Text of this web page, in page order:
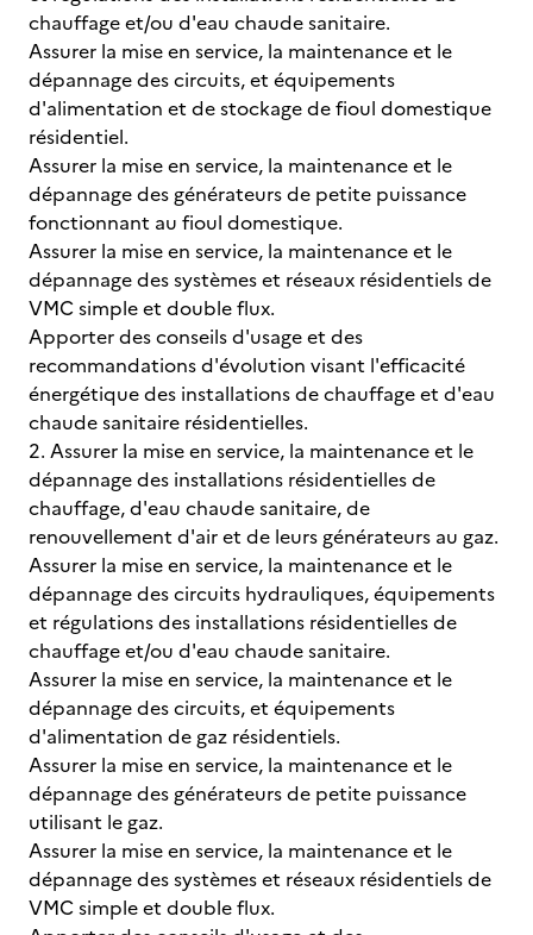
chauffage et/ou d'eau chaude sanitaire.
Assurer la mise en service, la maintenance et le
dépannage des circuits, et équipements
d'alimentation et de stockage de fioul domestique
résidentiel.
Assurer la mise en service, la maintenance et le
dépannage des générateurs de petite puissance
fonctionnant au fioul domestique.
Assurer la mise en service, la maintenance et le
dépannage des systèmes et réseaux résidentiels de
VMC simple et double flux.
Apporter des conseils d'usage et des
recommandations d'évolution visant l'efficacité
énergétique des installations de chauffage et d'eau
chaude sanitaire résidentielles.
2. Assurer la mise en service, la maintenance et le
dépannage des installations résidentielles de
chauffage, d'eau chaude sanitaire, de
renouvellement d'air et de leurs générateurs au gaz.
Assurer la mise en service, la maintenance et le
dépannage des circuits hydrauliques, équipements
et régulations des installations résidentielles de
chauffage et/ou d'eau chaude sanitaire.
Assurer la mise en service, la maintenance et le
dépannage des circuits, et équipements
d'alimentation de gaz résidentiels.
Assurer la mise en service, la maintenance et le
dépannage des générateurs de petite puissance
utilisant le gaz.
Assurer la mise en service, la maintenance et le
dépannage des systèmes et réseaux résidentiels de
VMC simple et double flux.